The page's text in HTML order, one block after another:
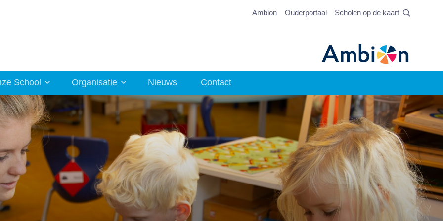
Ambion Ouderportaal Scholen op de kaart
School Organisatie Nieuws Contact